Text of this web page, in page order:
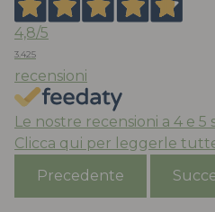
4,8/5
3.425
recensioni
Le nostre recensioni a 4 e 5
Clicca qui per leggerle
Precedente